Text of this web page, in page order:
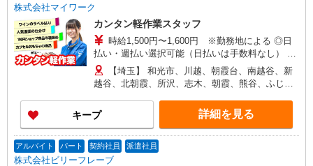
［3］千葉エリア … 千葉市緑区、船橋市、市原
市、木更津市、松戸市、柏市、流山市 ［4］埼玉
エリア … さいたま市大宮区、所沢市、入間
市、狭山市、和光市、朝霞市
株式会社マイワーク
カンタン軽作業スタッフ
時給1,500円〜1,600円 ※勤務地による ◎日
払い・週払い選択可能（日払いは手数料なし） ◎
残業手当、リーダー手当、深夜手当あり！
【埼玉】 和光市、川越、朝霞台、南越谷、新
越谷、北朝霞、所沢、志木、朝霞、熊谷、ふじみ
所沢、越谷、獨協大学前、本川越、他 他にも一都
三県各地にあり。ご希望をお聞かせください。 ☆
送迎バス有／バイク・自転車通勤OKなどの勤務地
もアリ
キープ 詳細を見る
アルバイト パート 契約社員 派遣社員
株式会社ビリーフレーブ